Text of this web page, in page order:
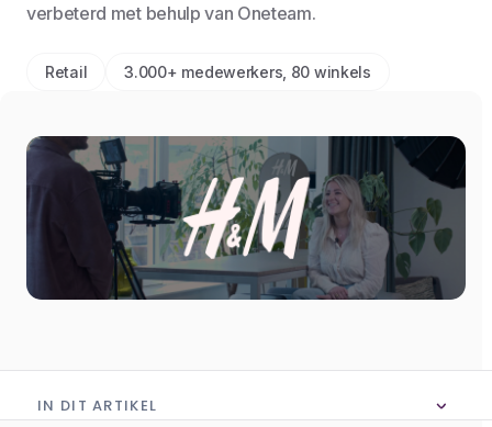
verbeterd met behulp van Oneteam.
Retail 3.000+ medewerkers, 80 winkels
IN DIT ARTIKEL